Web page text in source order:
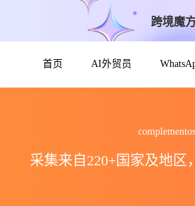
跨境魔
首页 AI外贸员
采集来自220+国家及地